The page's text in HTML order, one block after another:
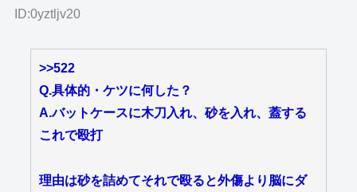
ID:0yztljv20
>>522
Q.具体的・ケツに何した？
A.バットケースに木刀入れ、砂を入れ、蓋する
これで殴打
理由は砂を詰めてそれで殴ると外傷より脳にダ